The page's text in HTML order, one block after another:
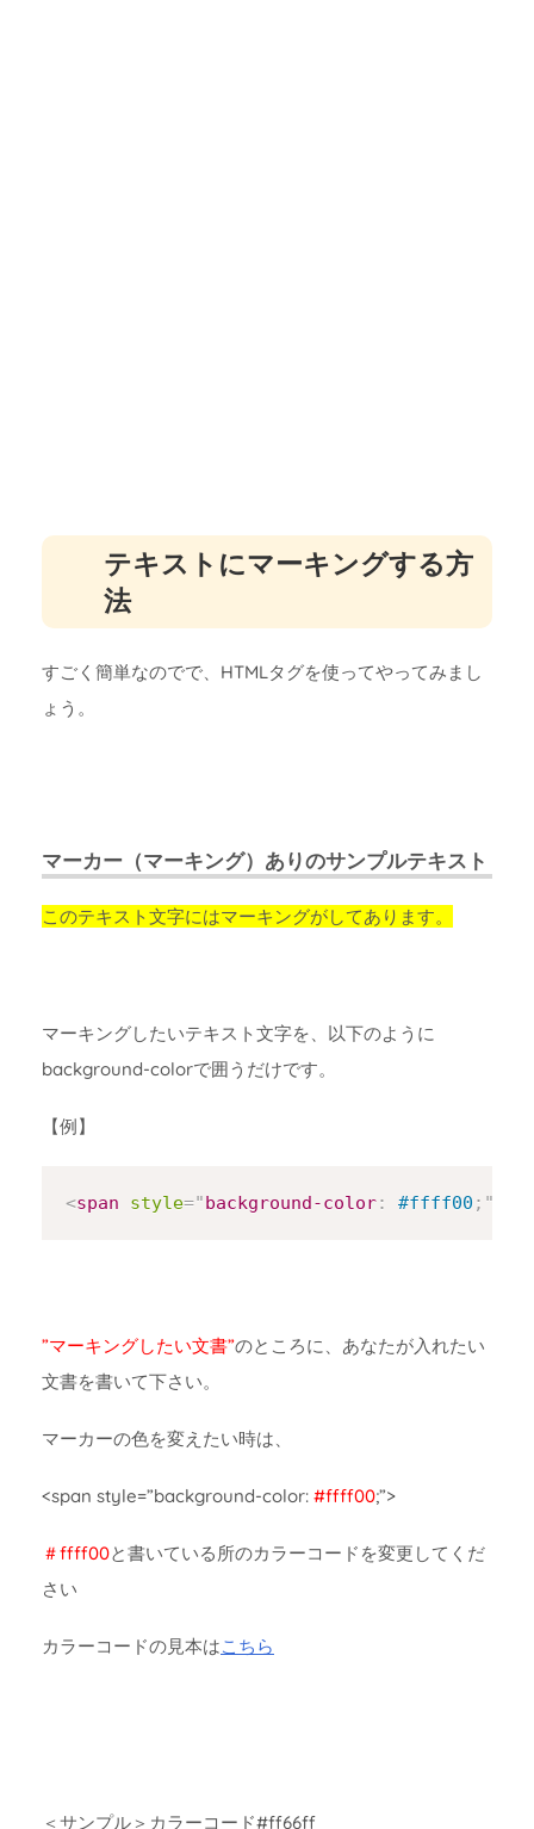
テキストにマーキングする方
法
すごく簡単なのでで、HTMLタグを使ってやってみまし
ょう。
マーカー（マーキング）ありのサンプルテキスト
このテキスト文字にはマーキングがしてあります。
マーキングしたいテキスト文字を、以下のように
background-colorで囲うだけです。
【例】
<span style="background-color: #ffff00 ; "
”マーキングしたい文書”のところに、あなたが入れたい
文書を書いて下さい。
マーカーの色を変えたい時は、
<span style=”background-color: #ffff00;”>
＃ffff00と書いている所のカラーコードを変更してくだ
さい
カラーコードの見本はこちら
＜サンプル＞カラーコード#ff66ff